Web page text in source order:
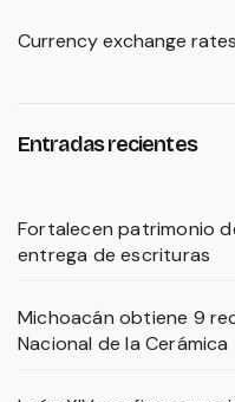
Currency exchange
Entradas recientes
Fortalecen patrimonio
entrega de escrituras
Michoacán obtiene 9
Nacional de la Cerámica